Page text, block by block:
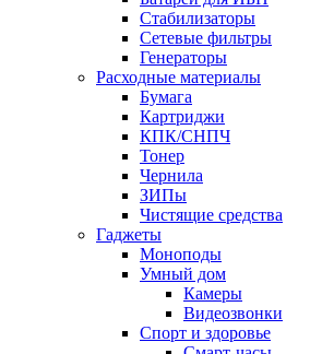
Стабилизаторы
Сетевые фильтры
Генераторы
Расходные материалы
Бумага
Картриджи
КПК/СНПЧ
Тонер
Чернила
ЗИПы
Чистящие средства
Гаджеты
Моноподы
Умный дом
Камеры
Видеозвонки
Спорт и здоровье